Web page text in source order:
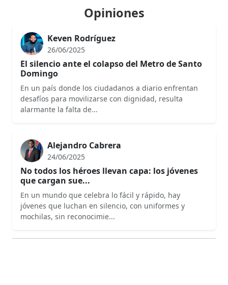
Opiniones
Keven Rodríguez
26/06/2025
El silencio ante el colapso del Metro de Santo
Domingo
En un país donde los ciudadanos a diario enfrentan
desafíos para movilizarse con dignidad, resulta
alarmante la falta de...
Alejandro Cabrera
24/06/2025
No todos los héroes llevan capa: los jóvenes
que cargan sue...
En un mundo que celebra lo fácil y rápido, hay
jóvenes que luchan en silencio, con uniformes y
mochilas, sin reconocimie...